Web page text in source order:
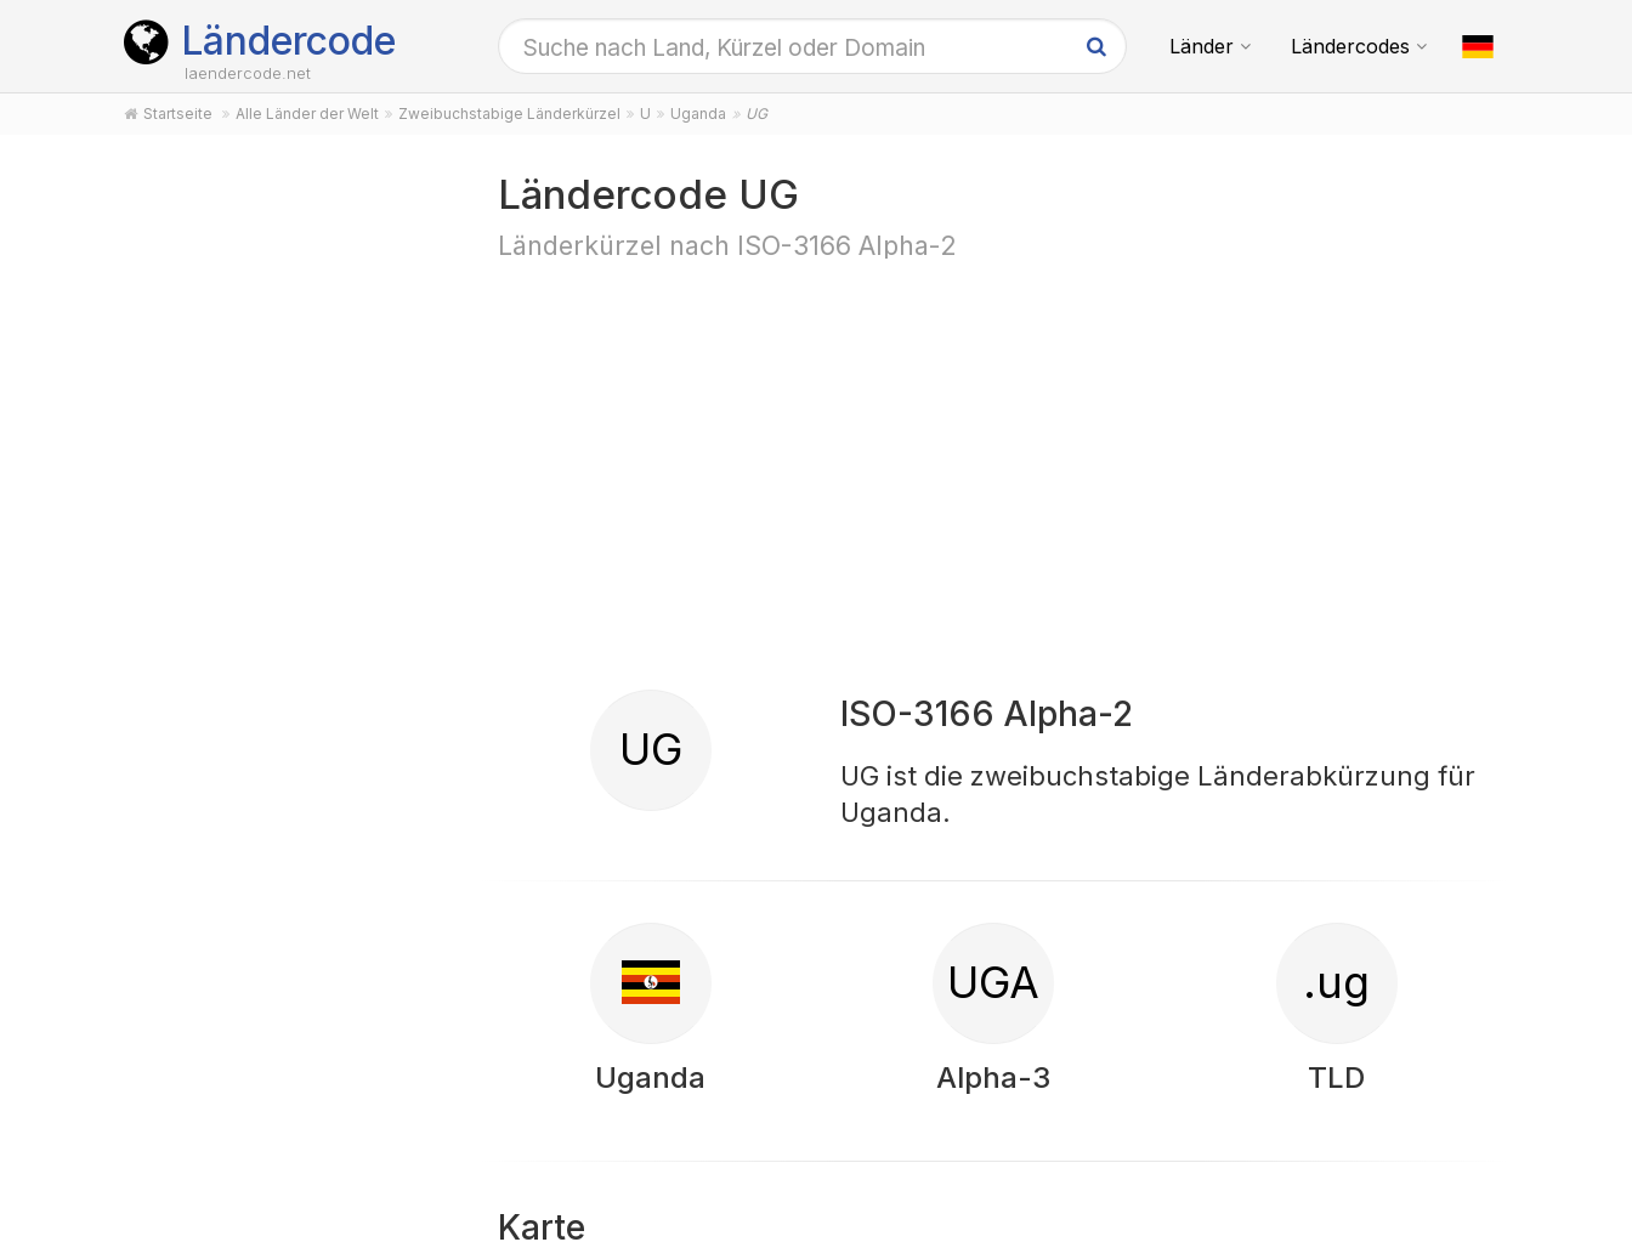
Ländercode
laendercode.net
Länder Ländercodes
Startseite Alle Länder der Welt Zweibuchstabige Länderkürzel U Uganda UG
Ländercode UG
Länderkürzel nach ISO-3166 Alpha-2
UG
ISO-3166 Alpha-2
UG ist die zweibuchstabige Länderabkürzung für
Uganda.
Uganda
UGA
Alpha-3
.ug
TLD
Karte